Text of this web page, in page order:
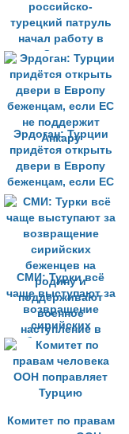
российско-
турецкий патруль
начал работу в
Сирии
Эрдоган: Турции
придётся открыть
двери в Европу
беженцам, если ЕС
не поддержит
Анкару
СМИ: Турки всё
чаще выступают за
возвращение
сирийских
беженцев на
родину и
поддерживают
военное
Сирии
Комитет по правам